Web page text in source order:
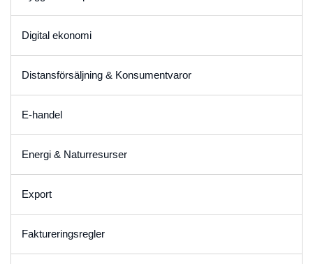
Digital ekonomi
Distansförsäljning & Konsumentvaror
E-handel
Energi & Naturresurser
Export
Faktureringsregler